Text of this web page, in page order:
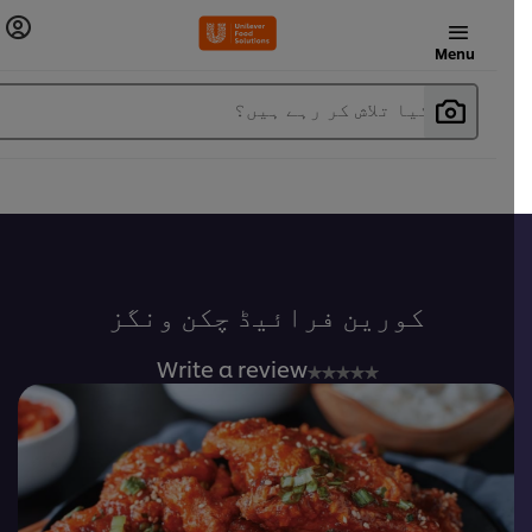
Menu
آپ کیا تلاش کر رہے ہیں؟
کورین فرائیڈ چکن ونگز
No
ratings
submitted
for
this
recipe
Write a review